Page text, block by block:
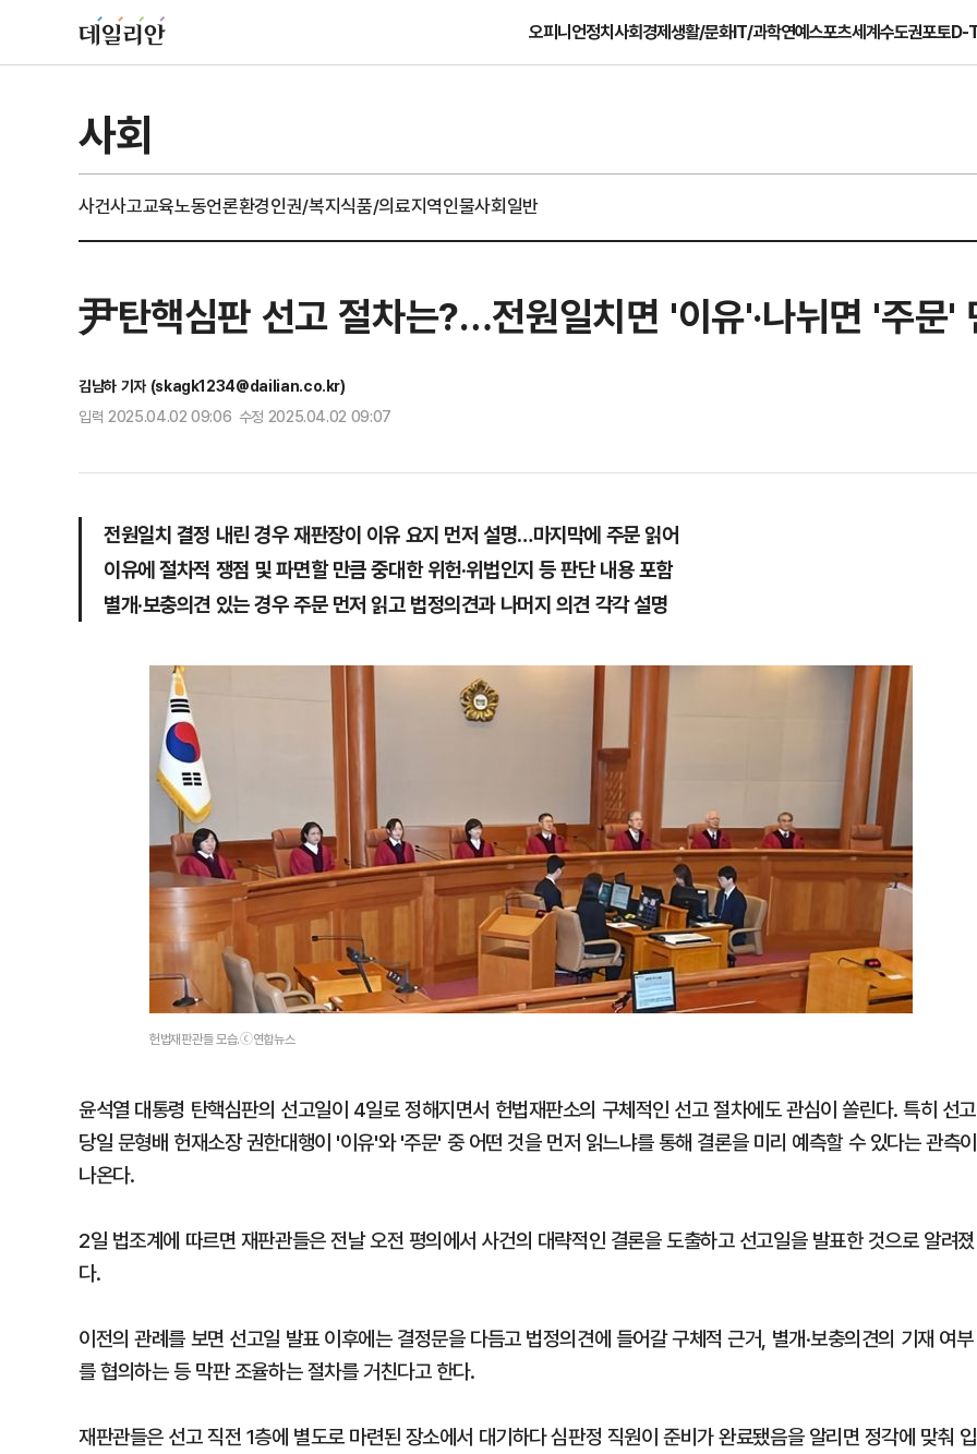
오피니언정치사회경제생활/문화IT/과학연예스포츠세계수도권포토D-
사회
사건사고교육노동언론환경인권/복지식품/의료지역인물사회일반
尹탄핵심판 선고 절차는?…전원일치면 '이유'·나뉘면 '주문'
김남하 기자 (skagk1234@dailian.co.kr)
입력 2025.04.02 09:06 수정 2025.04.02 09:07
전원일치 결정 내린 경우 재판장이 이유 요지 먼저 설명…마지막에 주문 읽어
이유에 절차적 쟁점 및 파면할 만큼 중대한 위헌·위법인지 등 판단 내용 포함
별개·보충의견 있는 경우 주문 먼저 읽고 법정의견과 나머지 의견 각각 설명
헌법재판관들 모습.ⓒ연합뉴스
윤석열 대통령 탄핵심판의 선고일이 4일로 정해지면서 헌법재판소의 구체적인 선고 절차에도 관심이 쏠린다. 특히 선고
당일 문형배 헌재소장 권한대행이 '이유'와 '주문' 중 어떤 것을 먼저 읽느냐를 통해 결론을 미리 예측할 수 있다는 관측이
나온다.
2일 법조계에 따르면 재판관들은 전날 오전 평의에서 사건의 대략적인 결론을 도출하고 선고일을 발표한 것으로 알려졌
다.
이전의 관례를 보면 선고일 발표 이후에는 결정문을 다듬고 법정의견에 들어갈 구체적 근거, 별개·보충의견의 기재 여부
를 협의하는 등 막판 조율하는 절차를 거친다고 한다.
재판관들은 선고 직전 1층에 별도로 마련된 장소에서 대기하다 심판정 직원이 준비가 완료됐음을 알리면 정각에 맞춰 입